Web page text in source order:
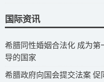
国际资讯
希腊同性婚姻合法化 成为
导的国家
希腊政府向国会提交法案 促